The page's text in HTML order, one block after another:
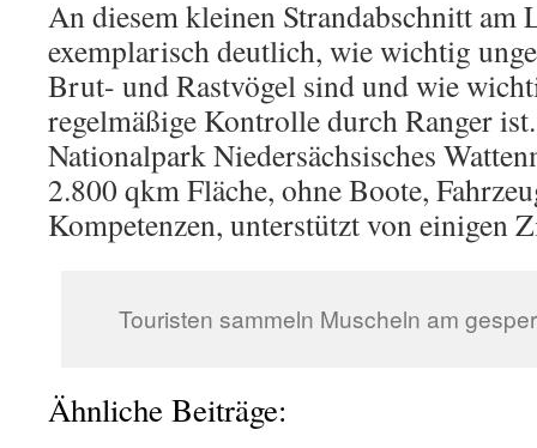
An diesem kleinen Strandabschnitt am
exemplarisch deutlich, wie wichtig
Brut- und Rastvögel sind und wie
regelmäßige Kontrolle durch Ranger
Nationalpark Niedersächsisches
2.800 qkm Fläche, ohne Boote,
Kompetenzen, unterstützt von einigen
Touristen sammeln Muscheln am
Ähnliche Beiträge: